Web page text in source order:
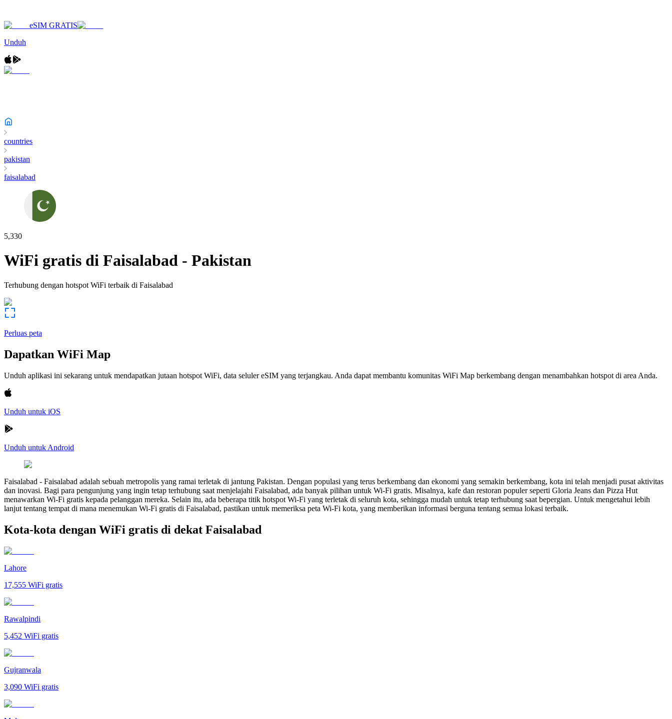
eSIM GRATIS
Unduh
countries
pakistan
faisalabad
5,330
WiFi gratis di Faisalabad - Pakistan
Terhubung dengan hotspot WiFi terbaik di Faisalabad
Perluas peta
Dapatkan WiFi Map
Unduh aplikasi ini sekarang untuk mendapatkan jutaan hotspot WiFi, data seluler eSIM yang terjangkau. Anda dapat membantu komunitas WiFi Map berkembang dengan menambahkan hotspot di area Anda.
Unduh untuk iOS
Unduh untuk Android
Faisalabad - Faisalabad adalah sebuah metropolis yang ramai terletak di jantung Pakistan. Dengan populasi yang terus berkembang dan ekonomi yang semakin berkembang, kota ini telah menjadi pusat aktivitas
dan inovasi. Bagi para pengunjung yang ingin tetap terhubung saat menjelajahi Faisalabad, ada banyak pilihan untuk Wi-Fi gratis. Misalnya, kafe dan restoran populer seperti Gloria Jeans dan Pizza Hut
menawarkan Wi-Fi gratis kepada pelanggan mereka. Selain itu, ada beberapa titik hotspot Wi-Fi yang terletak di seluruh kota, sehingga mudah untuk tetap terhubung saat bepergian. Untuk mengetahui lebih
lanjut tentang tempat di mana menemukan Wi-Fi gratis di Faisalabad, pastikan untuk memeriksa peta Wi-Fi kota, yang memberikan informasi berguna tentang semua lokasi terbaik.
Kota-kota dengan WiFi gratis di dekat Faisalabad
Lahore
17,555 WiFi gratis
Rawalpindi
5,452 WiFi gratis
Gujranwala
3,090 WiFi gratis